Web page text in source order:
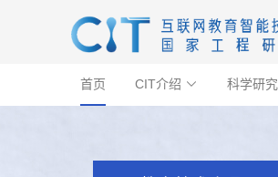
首页 CIT介绍  科学研究